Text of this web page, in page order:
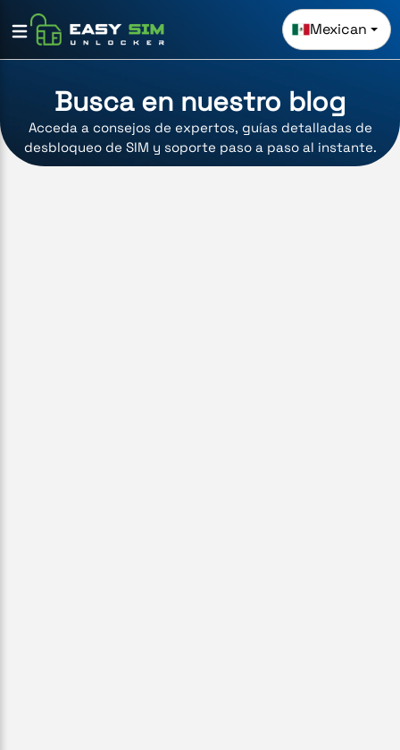
Mexican
Busca en nuestro blog
Acceda a consejos de expertos, guías detalladas de
desbloqueo de SIM y soporte paso a paso al instante.